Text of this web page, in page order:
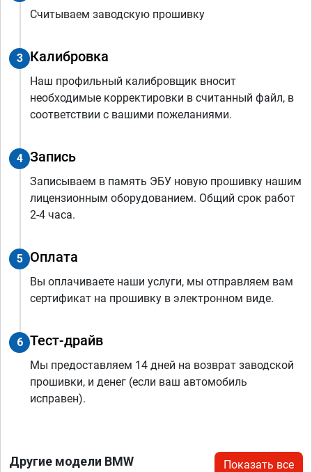
Считываем заводскую прошивку
3 Калибровка
Наш профильный калибровщик вносит
необходимые корректировки в считанный файл, в
соответствии с вашими пожеланиями.
4 Запись
Записываем в память ЭБУ новую прошивку нашим
лицензионным оборудованием. Общий срок работ
2-4 часа.
5 Оплата
Вы оплачиваете наши услуги, мы отправляем вам
сертификат на прошивку в электронном виде.
6 Тест-драйв
Мы предоставляем 14 дней на возврат заводской
прошивки, и денег (если ваш автомобиль
исправен).
Другие модели BMW Показать все